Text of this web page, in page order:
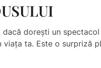
dorești un
ta. Este o surpriză